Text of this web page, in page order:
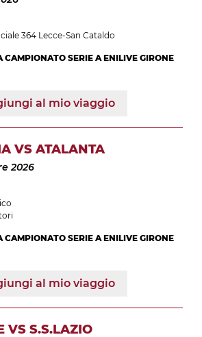
364 Lecce-San Cataldo
CAMPIONATO SERIE A ENILIVE GIRONE
al mio viaggio
VS ATALANTA
2026
CAMPIONATO SERIE A ENILIVE GIRONE
al mio viaggio
VS S.S.LAZIO